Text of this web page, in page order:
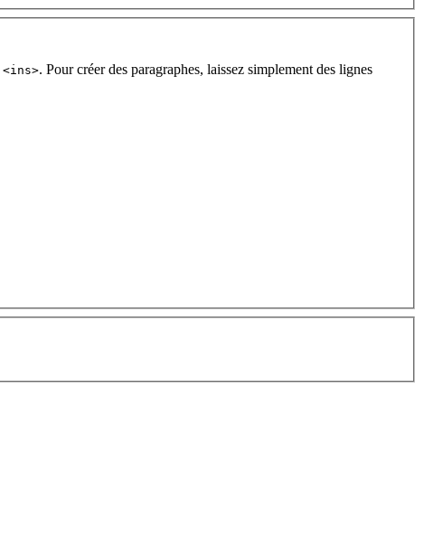
<ins>. Pour créer des paragraphes, laissez simplement des lignes